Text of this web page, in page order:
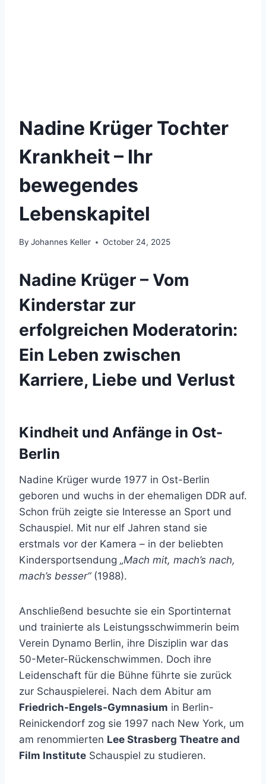
Nadine Krüger Tochter
Krankheit – Ihr
bewegendes
Lebenskapitel
By Johannes Keller October 24, 2025
Nadine Krüger – Vom
Kinderstar zur
erfolgreichen Moderatorin:
Ein Leben zwischen
Karriere, Liebe und Verlust
Kindheit und Anfänge in Ost-
Berlin
Nadine Krüger wurde 1977 in Ost-Berlin
geboren und wuchs in der ehemaligen DDR auf.
Schon früh zeigte sie Interesse an Sport und
Schauspiel. Mit nur elf Jahren stand sie
erstmals vor der Kamera – in der beliebten
Kindersportsendung „Mach mit, mach’s nach,
mach’s besser“(1988).
Anschließend besuchte sie ein Sportinternat
und trainierte als Leistungsschwimmerin beim
Verein Dynamo Berlin, ihre Disziplin war das
50-Meter-Rückenschwimmen. Doch ihre
Leidenschaft für die Bühne führte sie zurück
zur Schauspielerei. Nach dem Abitur am
Friedrich-Engels-Gymnasium in Berlin-
Reinickendorf zog sie 1997 nach New York, um
am renommierten Lee Strasberg Theatre and
Film Institute Schauspiel zu studieren.